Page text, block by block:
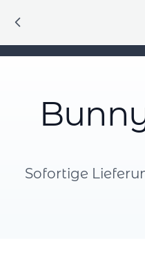
Sofortige